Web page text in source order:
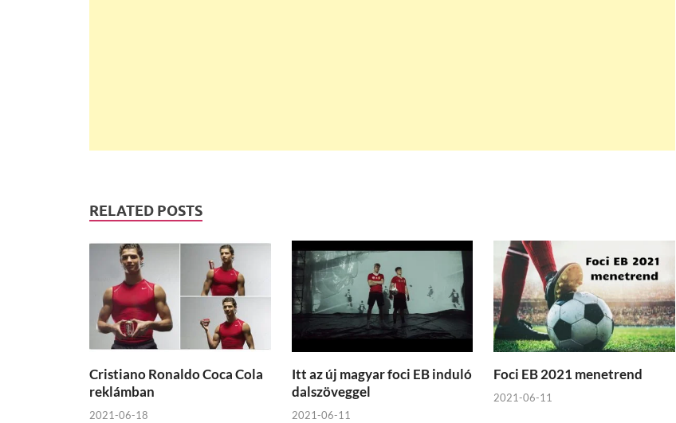
RELATED POSTS
Cristiano Ronaldo Coca Cola
reklámban
2021-06-18
Itt az új magyar foci EB induló
dalszöveggel
2021-06-11
Foci EB 2021 menetrend
2021-06-11